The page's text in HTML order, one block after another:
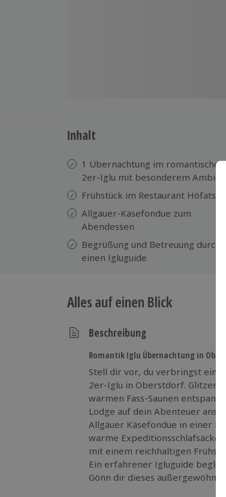
Inhalt
1 Übernachtung im romantischen
2er-Iglu mit besonderem
Frühstück im Restaurant
Allgäuer-Käsefondue zum
Abendessen
Begrüßung und Betreuung durch
einen Igluguide
Alles auf einen Blick
Beschreibung
Romantik Iglu Übernachtung in
Stell dir vor, du verbringst eine
2er-Iglu in Oberstdorf.
warmen Fass-Saunen
Lodge auf dein Abenteuer
Allgäuer Käsefondue in einer
warme
mit einem reichhaltigen
Ein erfahrener Igluguide
Gönn dir dieses